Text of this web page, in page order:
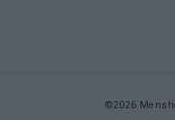
©2026